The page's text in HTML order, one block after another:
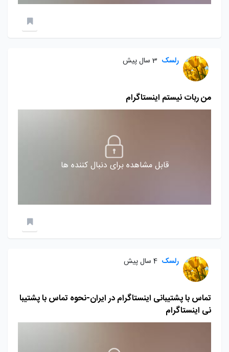
رلسک 3 سال پیش
من ربات نیستم اینستاگرام
قابل مشاهده برای دنبال کننده ها
رلسک 4 سال پیش
تماس با پشتیبانی اینستاگرام در ایران-نحوه تماس با پشتیبا
نی اینستاگرام